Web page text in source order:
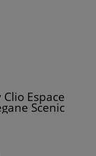
Espace
Scenic
727008